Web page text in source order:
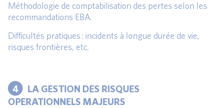
Méthodologie de comptabilisation des pertes selon les
recommandations EBA.
Difficultés pratiques : incidents à longue durée de vie,
risques frontières, etc.
4
LA GESTION DES RISQUES
OPERATIONNELS MAJEURS